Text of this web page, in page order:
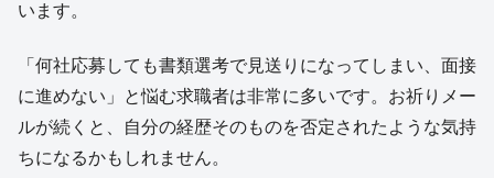
います。
「何社応募しても書類選考で見送りになってしまい、面接
に進めない」と悩む求職者は非常に多いです。お祈りメー
ルが続くと、自分の経歴そのものを否定されたような気持
ちになるかもしれません。